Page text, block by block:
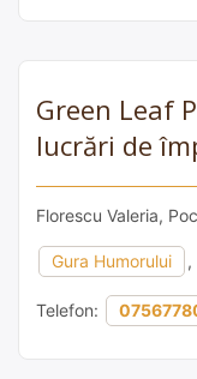
Green Leaf
lucrări de
Florescu Valeria,
Gura Humorului ,
Telefon: